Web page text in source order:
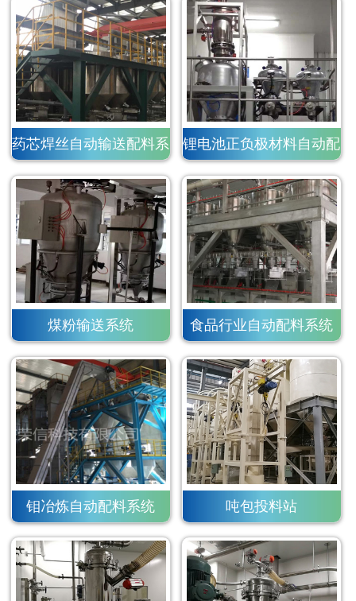
药芯焊丝自动输送配料系
统
锂电池正负极材料自动配
料系统
煤粉输送系统 食品行业自动配料系统
钼冶炼自动配料系统 吨包投料站